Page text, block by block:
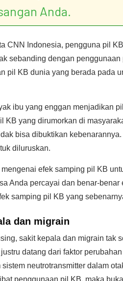
Anda.
CNN Indonesia, pengguna pil
sebanding dengan
pil KB dunia yang berada pada
ibu yang enggan menjadikan
KB yang dirumorkan di
bisa dibuktikan
diluruskan.
efek samping pil KB
Anda percayai dan benar-
samping pil KB yang
dan migrain
sakit kepala dan migrain tak
datang dari faktor
neutrotransmitter dalam
penggunaan pil KB, maka